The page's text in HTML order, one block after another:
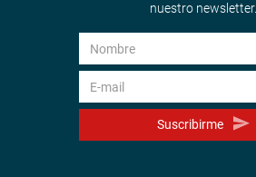
nuestro newsletter.
Suscribirme